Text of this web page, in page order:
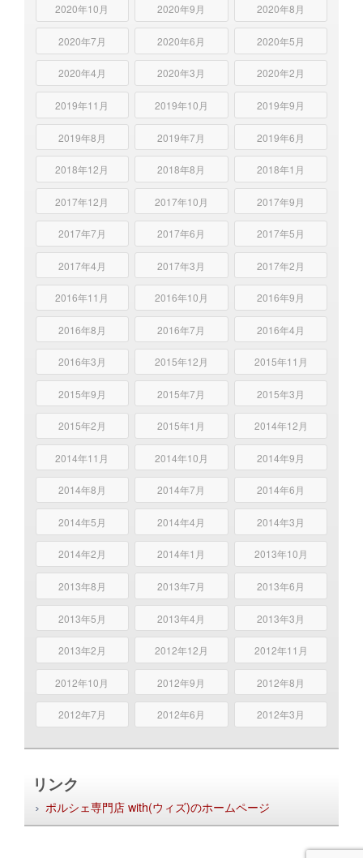
2020年10月 2020年9月 2020年8月
2020年7月 2020年6月 2020年5月
2020年4月 2020年3月 2020年2月
2019年11月 2019年10月 2019年9月
2019年8月 2019年7月 2019年6月
2018年12月 2018年8月 2018年1月
2017年12月 2017年10月 2017年9月
2017年7月 2017年6月 2017年5月
2017年4月 2017年3月 2017年2月
2016年11月 2016年10月 2016年9月
2016年8月 2016年7月 2016年4月
2016年3月 2015年12月 2015年11月
2015年9月 2015年7月 2015年3月
2015年2月 2015年1月 2014年12月
2014年11月 2014年10月 2014年9月
2014年8月 2014年7月 2014年6月
2014年5月 2014年4月 2014年3月
2014年2月 2014年1月 2013年10月
2013年8月 2013年7月 2013年6月
2013年5月 2013年4月 2013年3月
2013年2月 2012年12月 2012年11月
2012年10月 2012年9月 2012年8月
2012年7月 2012年6月 2012年3月
リンク
ポルシェ専門店 with(ウィズ)のホームページ